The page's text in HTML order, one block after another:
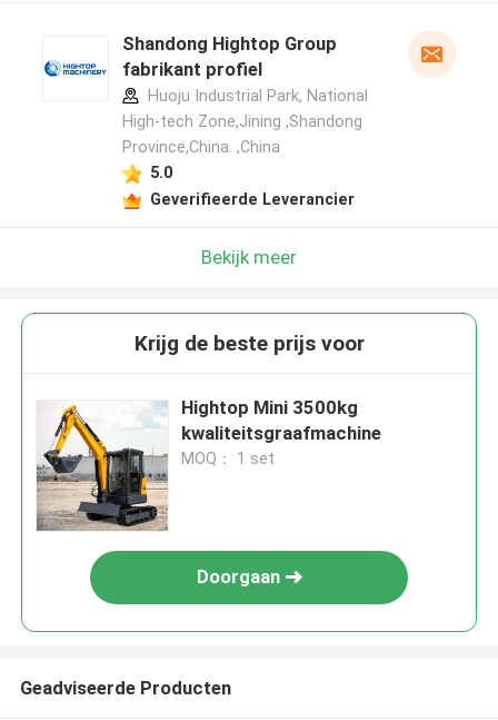
Shandong Hightop Group
fabrikant profiel
Huoju Industrial Park, National
High-tech Zone,Jining ,Shandong
Province,China. ,China
5.0
Geverifieerde Leverancier
Bekijk meer
Krijg de beste prijs voor
Hightop Mini 3500kg
kwaliteitsgraafmachine
MOQ： 1 set
Doorgaan
Geadviseerde Producten